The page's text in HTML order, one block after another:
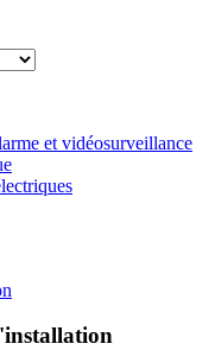
et vidéosurveillance